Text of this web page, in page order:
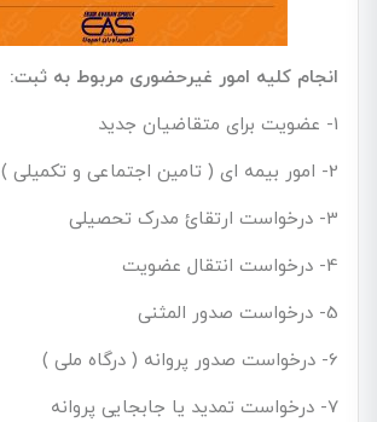
انجام کلیه امور غیرحضوری مربوط به ثبت:
1- عضویت برای متقاضیان جدید
2- امور بیمه ای ( تامین اجتماعی و تکمیلی )
3- درخواست ارتقائ مدرک تحصیلی
4- درخواست انتقال عضویت
5- درخواست صدور المثنی
6- درخواست صدور پروانه ( درگاه ملی )
7- درخواست تمدید یا جابجایی پروانه